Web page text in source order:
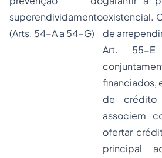
superendividamento
(Arts. 54-A a 54-G)
existencial.
de
Art. 55-E
financiados,
de
associem
ofertar
principal